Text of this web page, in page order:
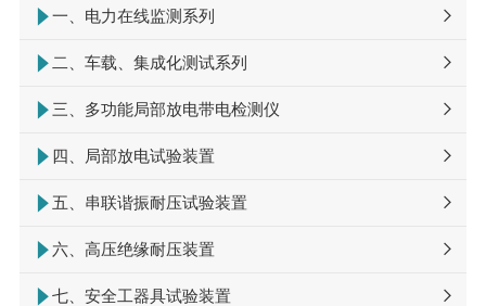
联系我们
一、电力在线监测系列
二、车载、集成化测试系列
三、多功能局部放电带电检测仪
四、局部放电试验装置
五、串联谐振耐压试验装置
六、高压绝缘耐压装置
七、安全工器具试验装置